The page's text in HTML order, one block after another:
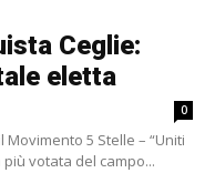
Ceglie:
eletta
0
Movimento 5 Stelle – “Uniti
più votata del campo...